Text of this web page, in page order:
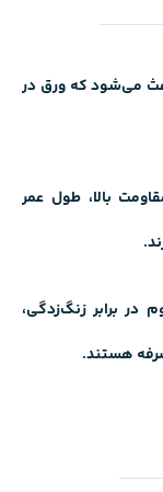
می‌شود که ورق در
بالا، طول عمر
برابر زنگ‌زدگی،
هستند.